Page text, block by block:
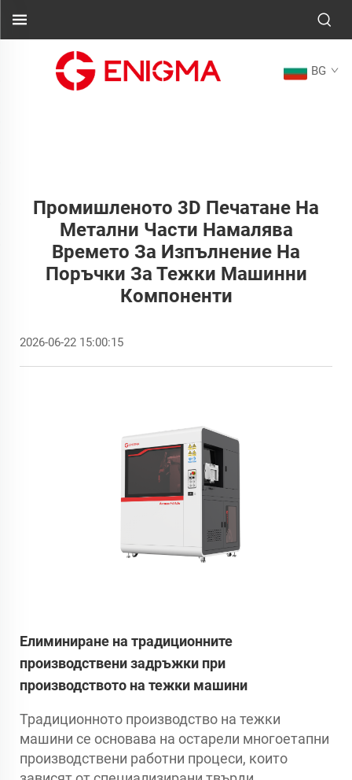
BG
Промишленото 3D Печатане На
Метални Части Намалява
Времето За Изпълнение На
Поръчки За Тежки Машинни
Компоненти
2026-06-22 15:00:15
Елиминиране на традиционните
производствени задръжки при
производството на тежки машини
Традиционното производство на тежки
машини се основава на остарели многоетапни
производствени работни процеси, които